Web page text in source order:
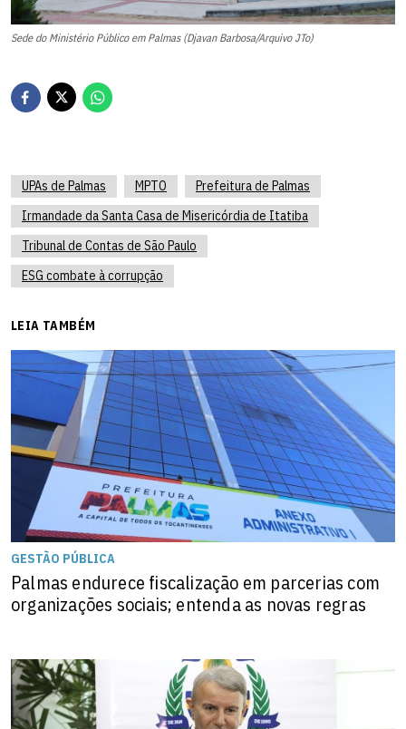
Sede do Ministério Público em Palmas (Djavan Barbosa/Arquivo JTo)
UPAs de Palmas MPTO
Prefeitura de Palmas
Irmandade da Santa Casa de Misericórdia de Itatiba
Tribunal de Contas de São Paulo
ESG combate à corrupção
LEIA TAMBÉM
GESTÃO PÚBLICA
Palmas endurece fiscalização em parcerias com
organizações sociais; entenda as novas regras